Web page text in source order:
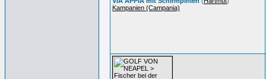
Kampanien (Campania)